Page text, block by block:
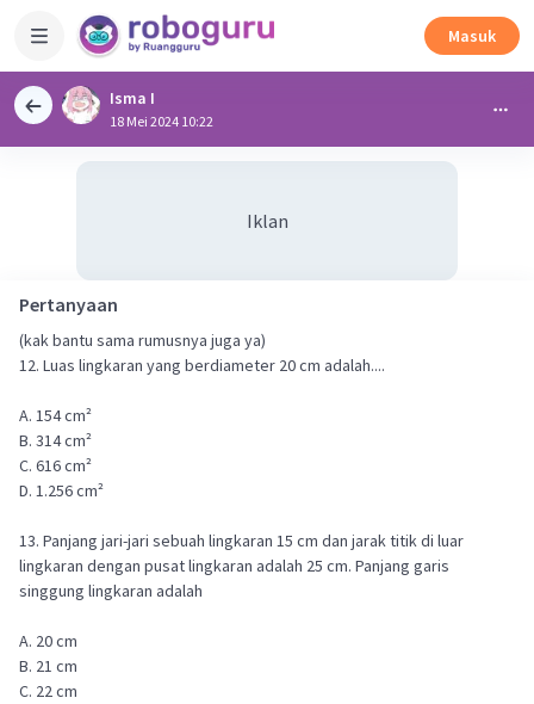
Masuk
Isma I
18 Mei 2024 10:22
Iklan
Pertanyaan
(kak bantu sama rumusnya juga ya)
12. Luas lingkaran yang berdiameter 20 cm adalah....
A. 154 cm²
B. 314 cm²
C. 616 cm²
D. 1.256 cm²
13. Panjang jari-jari sebuah lingkaran 15 cm dan jarak titik di luar
lingkaran dengan pusat lingkaran adalah 25 cm. Panjang garis
singgung lingkaran adalah
A. 20 cm
B. 21 cm
C. 22 cm